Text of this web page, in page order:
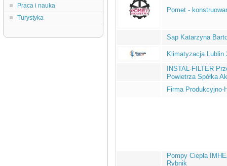
Praca i nauka
Turystyka
Pomet -
Sap Katarzyna
Klimatyzacja
INSTAL-FILTER
Powietrza Spółka
Firma Produkcyjno-
Pompy Ciepła
Rybnik